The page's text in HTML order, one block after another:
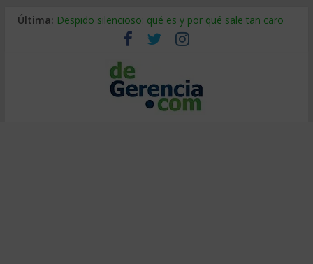
Última: Despido silencioso: qué es y por qué sale tan caro
La economía de Venezuela después del terremoto
Los 8 pasos de Kotter: liderar el cambio sin fracasar
Gestión de proyectos con IA: qué cambia en el oficio
IA y creatividad: cómo evitar que todos piensen igual